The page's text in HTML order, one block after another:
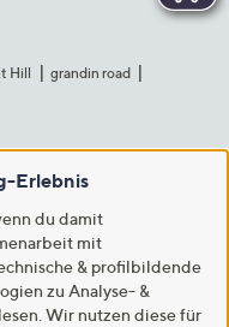
Hill
grandin road
Erlebnis
du damit
mit
& profilbildende
zu Analyse- &
Wir nutzen diese für